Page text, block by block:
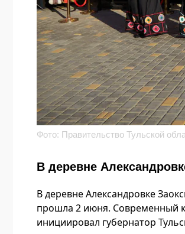
Фото: Правительство Тульской
В деревне
В деревне Александровке
прошла 2 июня. Современный
инициировал губернатор